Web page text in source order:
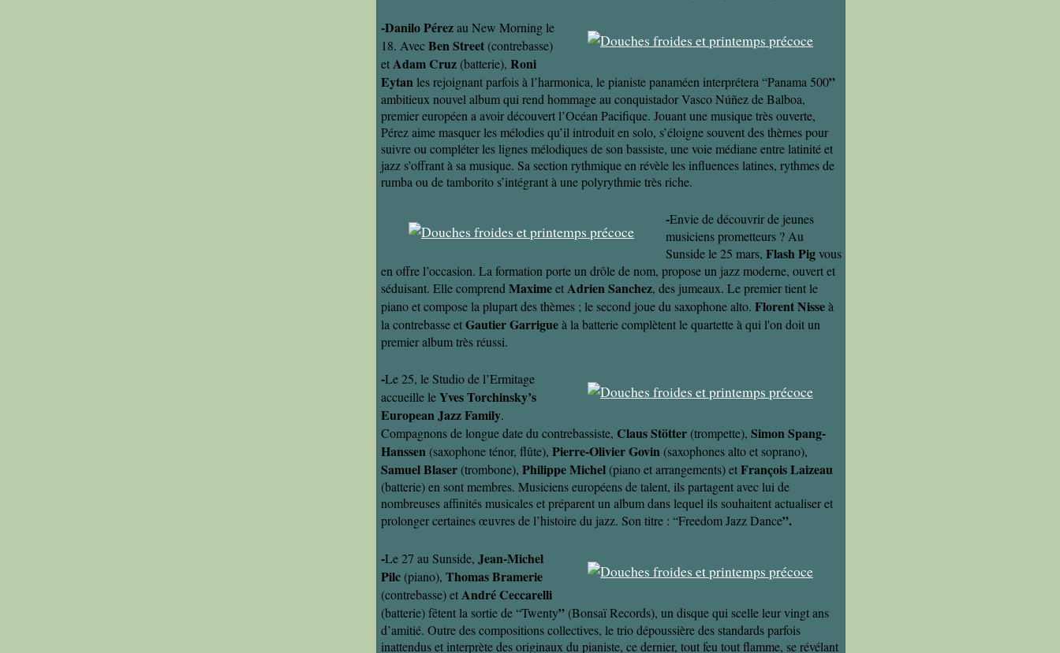
-Danilo Pérezau New Morning le
18. AvecBen Street (contrebasse)
etAdam Cruz (batterie), Roni
Eytanles rejoignant parfois à l’harmonica, le pianiste panaméen interprétera “Panama 500”
ambitieux nouvel album qui rend hommage au conquistador Vasco Núñez de Balboa,
premier européen a avoir découvert l’Océan Pacifique. Jouant une musique très ouverte,
Pérez aime masquer les mélodies qu’il introduit en solo, s’éloigne souvent des thèmes pour
suivre ou compléter les lignes mélodiques de son bassiste, une voie médiane entre latinité et
jazz s’offrant à sa musique. Sa section rythmique en révèle les influences latines, rythmes de
rumba ou de tamborito s’intégrant à une polyrythmie très riche.
-Envie de découvrir de jeunes
musiciens prometteurs ? Au
Sunside le 25 mars, Flash Pigvous
en offre l’occasion. La formation porte un drôle de nom, propose un jazz moderne, ouvert et
séduisant. Elle comprendMaximeetAdrienSanchez, des jumeaux. Le premier tient le
piano et compose la plupart des thèmes ; le second joue du saxophone alto. Florent Nisseà
la contrebasse etGautier Garrigueà la batterie complètent le quartette à qui l'on doit un
premier album très réussi.
-Le 25, le Studio de l’Ermitage
accueille leYves Torchinsky’s
European Jazz Family.
Compagnons de longue date du contrebassiste, Claus Stötter (trompette), Simon Spang-
Hanssen (saxophone ténor, flûte), Pierre-Olivier Govin (saxophones alto et soprano),
Samuel Blaser (trombone), Philippe Michel (piano et arrangements) etFrançois Laizeau
(batterie) en sont membres. Musiciens européens de talent, ils partagent avec lui de
nombreuses affinités musicales et préparent un album dans lequel ils souhaitent actualiser et
prolonger certaines œuvres de l’histoire du jazz. Son titre : “Freedom Jazz Dance”.
-Le 27 au Sunside, Jean-Michel
Pilc (piano), Thomas Bramerie
(contrebasse) etAndré Ceccarelli
(batterie) fêtent la sortie de “Twenty” (Bonsaï Records), un disque qui scelle leur vingt ans
d’amitié. Outre des compositions collectives, le trio dépoussière des standards parfois
inattendus et interprète des originaux du pianiste, ce dernier, tout feu tout flamme, se révélant